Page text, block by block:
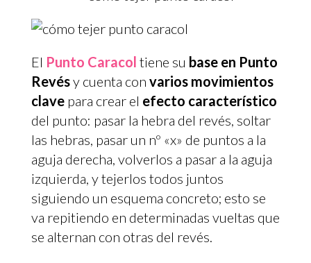
El Punto Caracol tiene su base en Punto
Revésy cuenta con varios movimientos
clavepara crear el efecto característico
del punto: pasar la hebra del revés, soltar
las hebras, pasar un nº «x» de puntos a la
aguja derecha, volverlos a pasar a la aguja
izquierda, y tejerlos todos juntos
siguiendo un esquema concreto; esto se
va repitiendo en determinadas vueltas que
se alternan con otras del revés.